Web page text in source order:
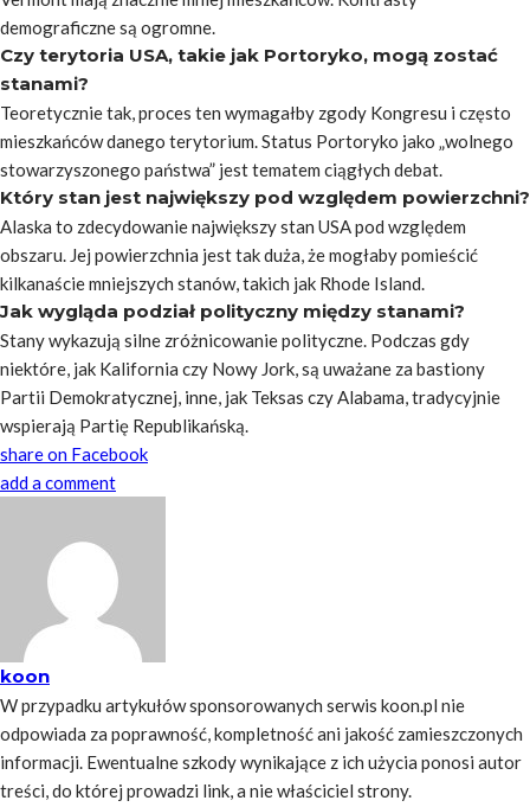
demograficzne są ogromne.
Czy terytoria USA, takie jak Portoryko, mogą zostać
stanami?
Teoretycznie tak, proces ten wymagałby zgody Kongresu i często
mieszkańców danego terytorium. Status Portoryko jako „wolnego
stowarzyszonego państwa” jest tematem ciągłych debat.
Który stan jest największy pod względem powierzchni?
Alaska to zdecydowanie największy stan USA pod względem
obszaru. Jej powierzchnia jest tak duża, że mogłaby pomieścić
kilkanaście mniejszych stanów, takich jak Rhode Island.
Jak wygląda podział polityczny między stanami?
Stany wykazują silne zróżnicowanie polityczne. Podczas gdy
niektóre, jak Kalifornia czy Nowy Jork, są uważane za bastiony
Partii Demokratycznej, inne, jak Teksas czy Alabama, tradycyjnie
wspierają Partię Republikańską.
share on Facebook
add a comment
koon
W przypadku artykułów sponsorowanych serwis koon.pl nie
odpowiada za poprawność, kompletność ani jakość zamieszczonych
informacji. Ewentualne szkody wynikające z ich użycia ponosi autor
treści, do której prowadzi link, a nie właściciel strony.